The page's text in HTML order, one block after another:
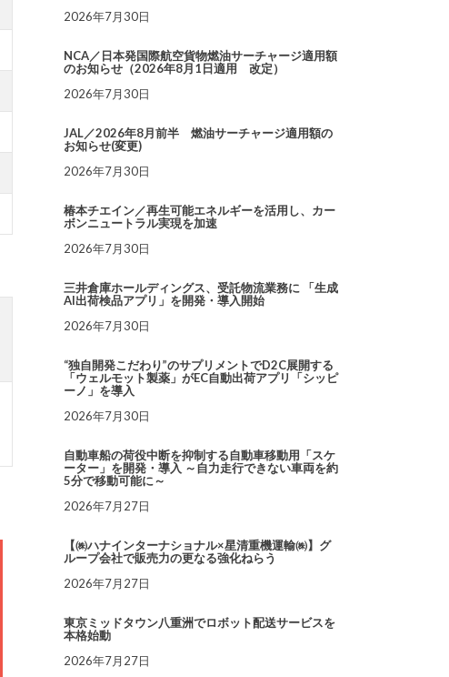
2026年7月30日
NCA／日本発国際航空貨物燃油サーチャージ適用額
のお知らせ（2026年8月1日適用 改定）
2026年7月30日
JAL／2026年8月前半 燃油サーチャージ適用額の
お知らせ(変更)
2026年7月30日
椿本チエイン／再生可能エネルギーを活用し、カー
ボンニュートラル実現を加速
2026年7月30日
三井倉庫ホールディングス、受託物流業務に 「生成
AI出荷検品アプリ」を開発・導入開始
2026年7月30日
“独自開発こだわり”のサプリメントでD2C展開する
「ウェルモット製薬」がEC自動出荷アプリ「シッピ
ーノ」を導入
2026年7月30日
自動車船の荷役中断を抑制する自動車移動用「スケ
ーター」を開発・導入 ～自力走行できない車両を約
5分で移動可能に～
2026年7月27日
【㈱ハナインターナショナル×星清重機運輸㈱】グ
ループ会社で販売力の更なる強化ねらう
2026年7月27日
東京ミッドタウン八重洲でロボット配送サービスを
本格始動
2026年7月27日